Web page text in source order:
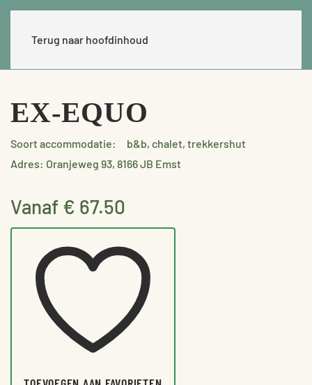
Terug naar hoofdinhoud
EX-EQUO
Soort accommodatie:
b&b, chalet, trekkershut
Adres: Oranjeweg 93, 8166 JB Emst
Vanaf € 67.50